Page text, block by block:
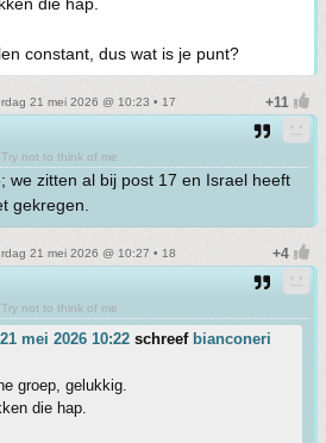
die hap.
constant, dus wat is je punt?
21 mei 2026 @ 10:23 • 17
Try not to think of me
we zitten al bij post 17 en Israel heeft
gekregen.
21 mei 2026 @ 10:27 • 18
Try not to think of me
mei 2026 10:22 schreef bianconeri
groep, gelukkig.
die hap.